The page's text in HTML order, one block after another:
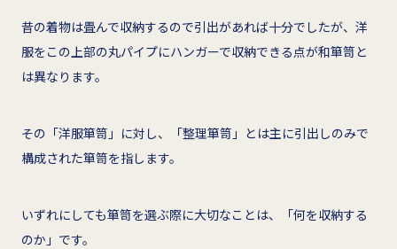
昔の着物は畳んで収納するので引出があれば十分でしたが、洋
服をこの上部の丸パイプにハンガーで収納できる点が和箪笥と
は異なります。
その「洋服箪笥」に対し、「整理箪笥」とは主に引出しのみで
構成された箪笥を指します。
いずれにしても箪笥を選ぶ際に大切なことは、「何を収納する
のか」です。